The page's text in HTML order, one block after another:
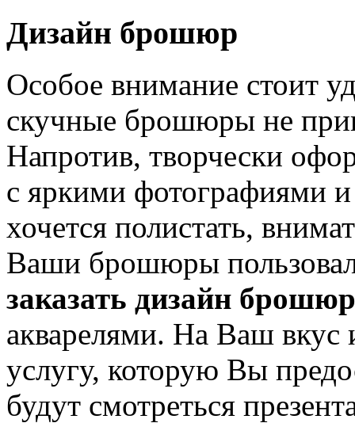
Дизайн брошюр
Особое внимание стоит
скучные брошюры не
Напротив, творчески
с яркими фотографиями
хочется полистать,
Ваши брошюры
заказать дизайн брошюр
акварелями. На Ваш вкус
услугу, которую Вы
будут смотреться